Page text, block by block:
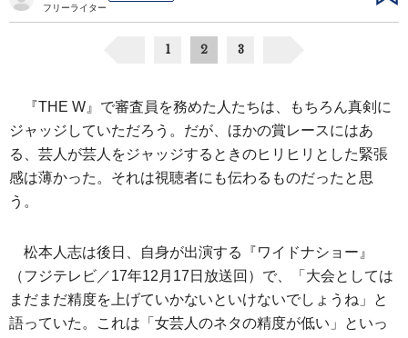
フリーライター
1 2 3
『THE W』で審査員を務めた人たちは、もちろん真剣に
ジャッジしていただろう。だが、ほかの賞レースにはあ
る、芸人が芸人をジャッジするときのヒリヒリとした緊張
感は薄かった。それは視聴者にも伝わるものだったと思
う。
松本人志は後日、自身が出演する『ワイドナショー』
（フジテレビ／17年12月17日放送回）で、「大会としては
まだまだ精度を上げていかないといけないでしょうね」と
語っていた。これは「女芸人のネタの精度が低い」といっ